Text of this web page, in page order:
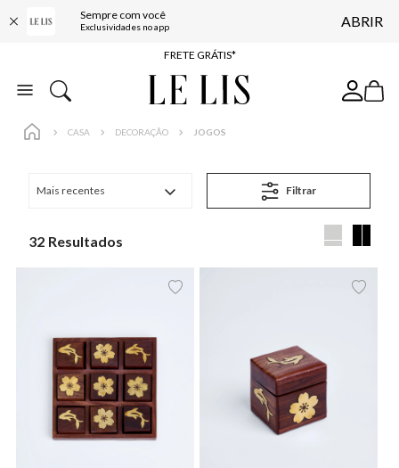
Sempre com você
Exclusividades no app ABRIR
ENTREGA EXPRESSA*
FRETE GRÁTIS*
BAIXE O APP
CASA DECORAÇÃO JOGOS
Mais recentes Filtrar
32